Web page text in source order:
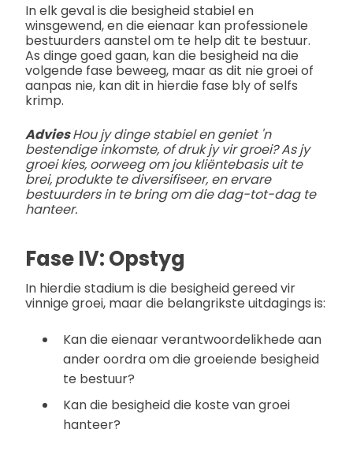
In elk geval is die besigheid stabiel en
winsgewend, en die eienaar kan professionele
bestuurders aanstel om te help dit te bestuur.
As dinge goed gaan, kan die besigheid na die
volgende fase beweeg, maar as dit nie groei of
aanpas nie, kan dit in hierdie fase bly of selfs
krimp.
AdviesHou jy dinge stabiel en geniet 'n
bestendige inkomste, of druk jy vir groei? As jy
groei kies, oorweeg om jou kliëntebasis uit te
brei, produkte te diversifiseer, en ervare
bestuurders in te bring om die dag-tot-dag te
hanteer.
Fase IV: Opstyg
In hierdie stadium is die besigheid gereed vir
vinnige groei, maar die belangrikste uitdagings is:
Kan die eienaar verantwoordelikhede aan
ander oordra om die groeiende besigheid
te bestuur?
Kan die besigheid die koste van groei
hanteer?